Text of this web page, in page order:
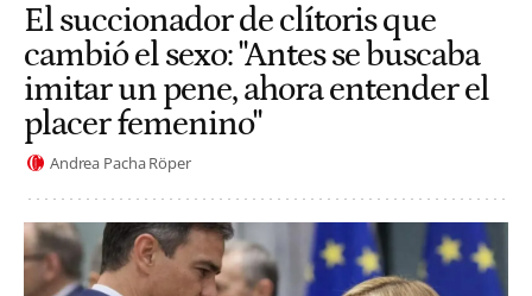
El succionador de clítoris que
cambió el sexo: "Antes se buscaba
imitar un pene, ahora entender el
placer femenino"
Andrea Pacha Röper